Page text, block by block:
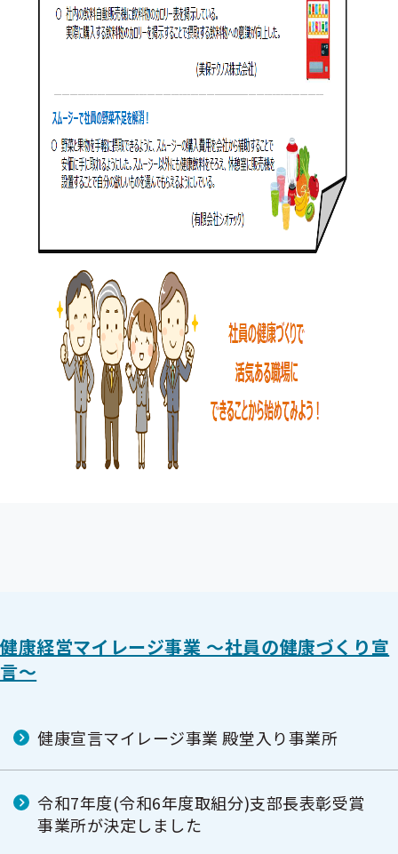
健康経営マイレージ事業 ～社員の健康づくり宣
言～
健康宣言マイレージ事業 殿堂入り事業所
令和7年度(令和6年度取組分)支部長表彰受賞
事業所が決定しました